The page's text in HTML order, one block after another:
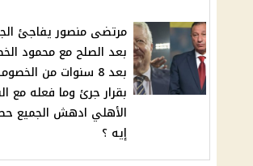
مرتضى منصور يفاجئ
بعد الصلح مع محمود
بعد 8 سنوات من
بقرار جرئ وما فعله مع
الأهلي ادهش الجميع
إيه ؟